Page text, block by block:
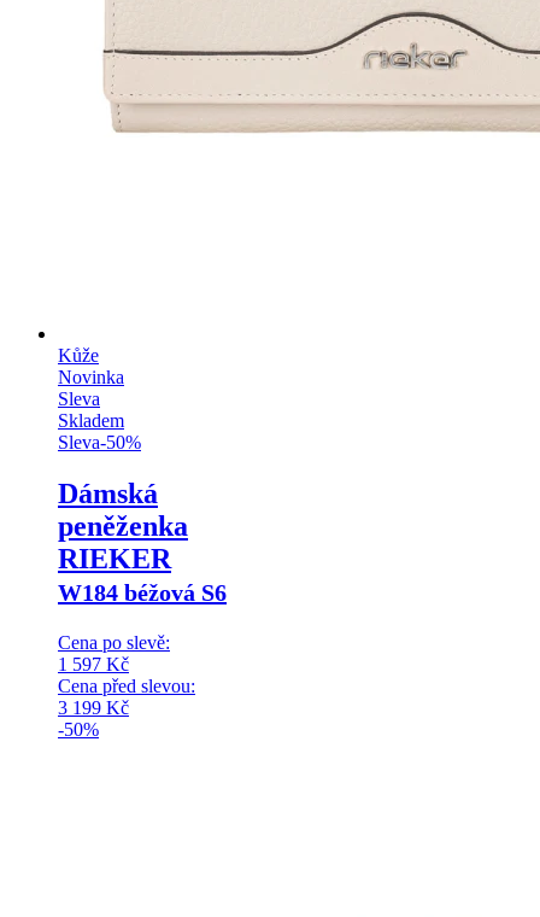
Kůže
Novinka
Sleva
Skladem
Sleva-50%
Dámská
peněženka
RIEKER
W184 béžová S6
Cena po slevě:
1 597 Kč
Cena před slevou:
3 199 Kč
-50%